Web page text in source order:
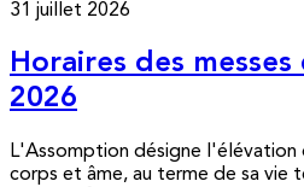
31 juillet 2026
Horaires des messes
2026
L'Assomption désigne l'élévation
corps et âme, au terme de sa vie